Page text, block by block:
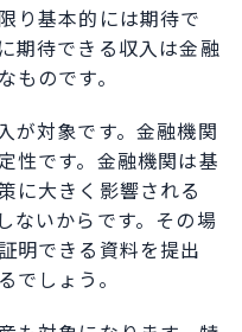
り基本的には期待で
期待できる収入は金融
のです。
が対象です。金融機関
性です。金融機関は基
に大きく影響される
ないからです。その場
明できる資料を提出
でしょう。